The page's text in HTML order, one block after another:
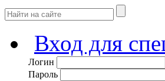
Вход для
Логин
Пароль